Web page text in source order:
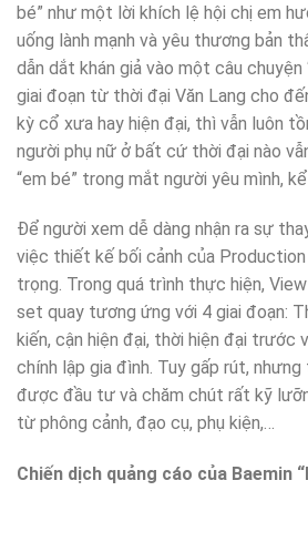
bé” như một lời khích lệ hội chị em
uống lành mạnh và yêu thương bản
dẫn dắt khán giả vào một câu chuyện
giai đoạn từ thời đại Văn Lang cho
kỳ cổ xưa hay hiện đại, thì vẫn luôn
người phụ nữ ở bất cứ thời đại nào
“em bé” trong mắt người yêu mình,
Để người xem dễ dàng nhận ra sự
việc thiết kế bối cảnh của Production
trọng. Trong quá trình thực hiện,
set quay tương ứng với 4 giai đoạn:
kiến, cận hiện đại, thời hiện đại trước
chính lập gia đình. Tuy gấp rút,
được đầu tư và chăm chút rất kỹ
từ phông cảnh, đạo cụ, phụ kiện,…
Chiến dịch quảng cáo của Baemin